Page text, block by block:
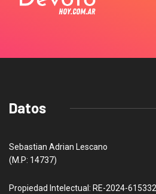
Datos
Sebastian Adrian Lescano
(M.P: 14737)
Propiedad Intelectual: RE-2024-